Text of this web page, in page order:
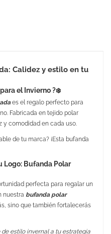
Calidez y estilo en tu
el Invierno ?❄️
es el regalo perfecto para
Fabricada en tejido polar
y comodidad en cada uso.
de tu marca? ¡Esta bufanda
Logo: Bufanda Polar
perfecta para regalar un
nuestra bufanda polar
sino que también fortalecerás
de estilo invernal a tu estrategia